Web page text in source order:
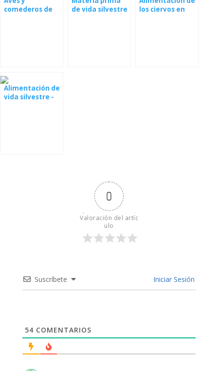
comederos de
de vida silvestre
los ciervos en
Alimentación de
vida silvestre -
0
Valoración del artíc
ulo
Suscríbete Iniciar Sesión
54 COMENTARIOS